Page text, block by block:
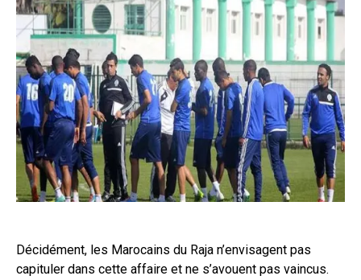
Décidément, les Marocains du Raja n’envisagent pas
capituler dans cette affaire et ne s’avouent pas vaincus.